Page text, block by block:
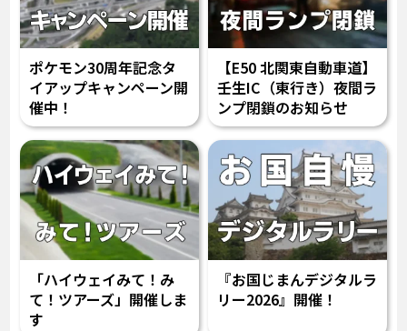
ポケモン30周年記念タ
イアップキャンペーン開
催中！
【E50 北関東自動車道】
壬生IC（東行き）夜間ラ
ンプ閉鎖のお知らせ
「ハイウェイみて！み
て！ツアーズ」開催しま
す
『お国じまんデジタルラ
リー2026』開催！